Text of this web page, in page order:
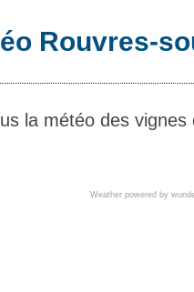
Rouvres-
la météo des
Weather powered by